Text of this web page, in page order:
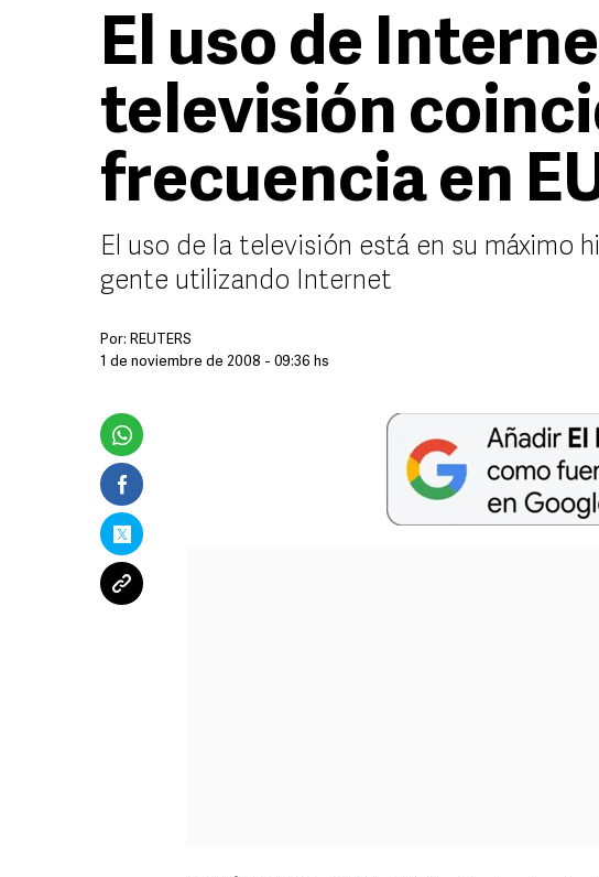
El uso de
televisión
frecuencia en
El uso de la televisión está en su máximo
gente utilizando Internet
Por: REUTERS
1 de noviembre de 2008 - 09:36 hs